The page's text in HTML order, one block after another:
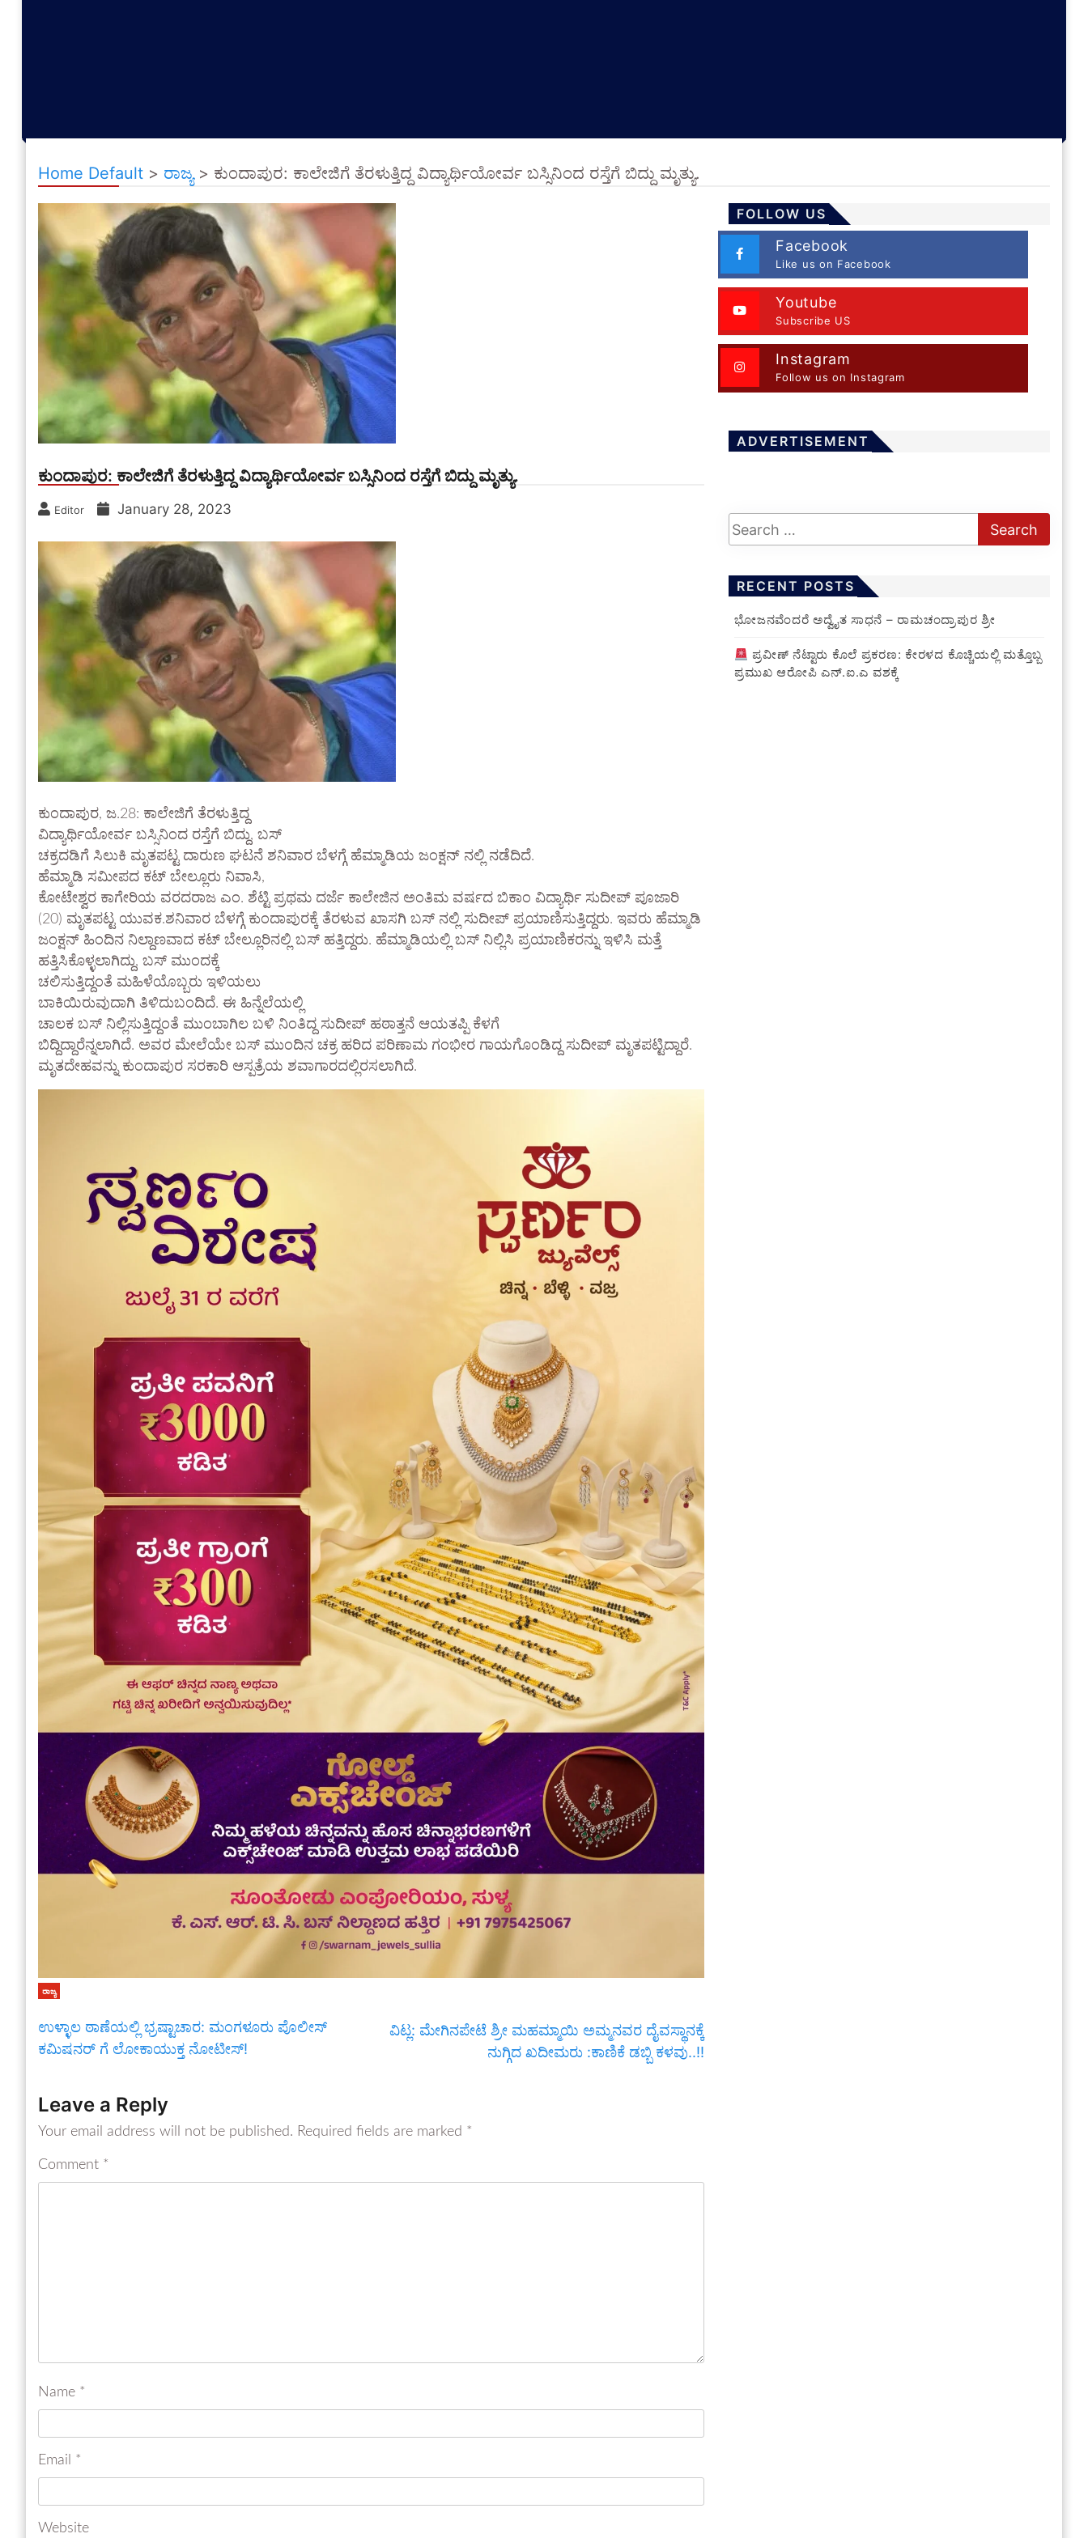
Home Default > ರಾಜ್ಯ> ಕುಂದಾಪುರ: ಕಾಲೇಜಿಗೆ ತೆರಳುತ್ತಿದ್ದ ವಿದ್ಯಾರ್ಥಿಯೋರ್ವ ಬಸ್ಸಿನಿಂದ ರಸ್ತೆಗೆ ಬಿದ್ದು ಮೃತ್ಯು.
ಕುಂದಾಪುರ: ಕಾಲೇಜಿಗೆ ತೆರಳುತ್ತಿದ್ದ ವಿದ್ಯಾರ್ಥಿಯೋರ್ವ ಬಸ್ಸಿನಿಂದ ರಸ್ತೆಗೆ ಬಿದ್ದು ಮೃತ್ಯು.
Editor January 28, 2023
ಕುಂದಾಪುರ, ಜ.28: ಕಾಲೇಜಿಗೆ ತೆರಳುತ್ತಿದ್ದ
ವಿದ್ಯಾರ್ಥಿಯೋರ್ವ ಬಸ್ಸಿನಿಂದ ರಸ್ತೆಗೆ ಬಿದ್ದು, ಬಸ್
ಚಕ್ರದಡಿಗೆ ಸಿಲುಕಿ ಮೃತಪಟ್ಟ ದಾರುಣ ಘಟನೆ ಶನಿವಾರ ಬೆಳಗ್ಗೆ ಹೆಮ್ಮಾಡಿಯ ಜಂಕ್ಷನ್ ನಲ್ಲಿ ನಡೆದಿದೆ.
ಹೆಮ್ಮಾಡಿ ಸಮೀಪದ ಕಟ್ ಬೇಲ್ಲೂರು ನಿವಾಸಿ,
ಕೋಟೇಶ್ವರ ಕಾಗೇರಿಯ ವರದರಾಜ ಎಂ. ಶೆಟ್ಟಿ ಪ್ರಥಮ ದರ್ಜೆ ಕಾಲೇಜಿನ ಅಂತಿಮ ವರ್ಷದ ಬಿಕಾಂ ವಿದ್ಯಾರ್ಥಿ ಸುದೀಪ್ ಪೂಜಾರಿ
(20) ಮೃತಪಟ್ಟ ಯುವಕ.ಶನಿವಾರ ಬೆಳಗ್ಗೆ ಕುಂದಾಪುರಕ್ಕೆ ತೆರಳುವ ಖಾಸಗಿ ಬಸ್ ನಲ್ಲಿ ಸುದೀಪ್ ಪ್ರಯಾಣಿಸುತ್ತಿದ್ದರು. ಇವರು ಹೆಮ್ಮಾಡಿ
ಜಂಕ್ಷನ್ ಹಿಂದಿನ ನಿಲ್ದಾಣವಾದ ಕಟ್ ಬೇಲ್ಲೂರಿನಲ್ಲಿ ಬಸ್ ಹತ್ತಿದ್ದರು. ಹೆಮ್ಮಾಡಿಯಲ್ಲಿ ಬಸ್ ನಿಲ್ಲಿಸಿ ಪ್ರಯಾಣಿಕರನ್ನು ಇಳಿಸಿ ಮತ್ತೆ
ಹತ್ತಿಸಿಕೊಳ್ಳಲಾಗಿದ್ದು, ಬಸ್ ಮುಂದಕ್ಕೆ
ಚಲಿಸುತ್ತಿದ್ದಂತೆ ಮಹಿಳೆಯೊಬ್ಬರು ಇಳಿಯಲು
ಬಾಕಿಯಿರುವುದಾಗಿ ತಿಳಿದುಬಂದಿದೆ. ಈ ಹಿನ್ನೆಲೆಯಲ್ಲಿ
ಚಾಲಕ ಬಸ್ ನಿಲ್ಲಿಸುತ್ತಿದ್ದಂತೆ ಮುಂಬಾಗಿಲ ಬಳಿ ನಿಂತಿದ್ದ ಸುದೀಪ್ ಹಠಾತ್ತನೆ ಆಯತಪ್ಪಿ ಕೆಳಗೆ
ಬಿದ್ದಿದ್ದಾರೆನ್ನಲಾಗಿದೆ. ಅವರ ಮೇಲೆಯೇ ಬಸ್ ಮುಂದಿನ ಚಕ್ರ ಹರಿದ ಪರಿಣಾಮ ಗಂಭೀರ ಗಾಯಗೊಂಡಿದ್ದ ಸುದೀಪ್ ಮೃತಪಟ್ಟಿದ್ದಾರೆ.
ಮೃತದೇಹವನ್ನು ಕುಂದಾಪುರ ಸರಕಾರಿ ಆಸ್ಪತ್ರೆಯ ಶವಾಗಾರದಲ್ಲಿರಸಲಾಗಿದೆ.
ರಾಜ್ಯ
ಉಳ್ಳಾಲ ಠಾಣೆಯಲ್ಲಿ ಭ್ರಷ್ಟಾಚಾರ: ಮಂಗಳೂರು ಪೊಲೀಸ್
ಕಮಿಷನರ್ ಗೆ ಲೋಕಾಯುಕ್ತ ನೋಟೀಸ್!
ವಿಟ್ಲ: ಮೇಗಿನಪೇಟೆ ಶ್ರೀ ಮಹಮ್ಮಾಯಿ ಅಮ್ಮನವರ ದೈವಸ್ಥಾನಕ್ಕೆ
ನುಗ್ಗಿದ ಖದೀಮರು :ಕಾಣಿಕೆ ಡಬ್ಬಿ ಕಳವು..!!
Leave a Reply
Your email address will not be published. Required fields are marked *
Comment *
Name *
Email *
Website
FOLLOW US
Facebook
Like us on Facebook
Youtube
Subscribe US
Instagram
Follow us on Instagram
ADVERTISEMENT
RECENT POSTS
ಭೋಜನವೆಂದರೆ ಅದ್ವೈತ ಸಾಧನೆ – ರಾಮಚಂದ್ರಾಪುರ ಶ್ರೀ
ಪ್ರವೀಣ್ ನೆಟ್ಟಾರು ಕೊಲೆ ಪ್ರಕರಣ: ಕೇರಳದ ಕೊಚ್ಚಿಯಲ್ಲಿ ಮತ್ತೊಬ್ಬ
ಪ್ರಮುಖ ಆರೋಪಿ ಎನ್.ಐ.ಎ ವಶಕ್ಕೆ